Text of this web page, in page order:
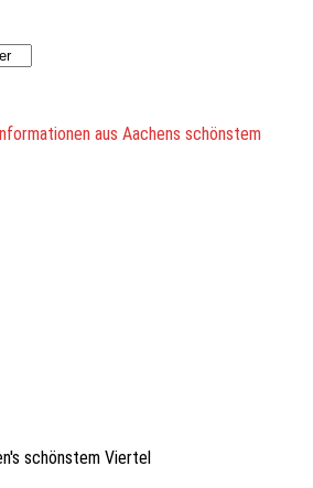
aus Aachens schönstem
schönstem Viertel